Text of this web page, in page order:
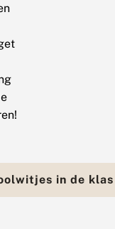
in de klas